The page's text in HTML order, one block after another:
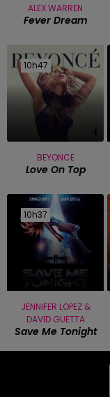
ALEX WARREN
Fever Dream
10h47
10h47
BEYONCE
Love On Top
10h37
10h37
JENNIFER LOPEZ &
DAVID GUETTA
Save Me Tonight